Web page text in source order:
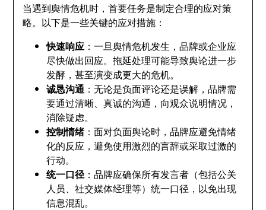
当遇到舆情危机时，首要任务是制定合理的应对策
略。以下是一些关键的应对措施：
快速响应 ：一旦舆情危机发生，品牌或企业应
尽快做出回应。拖延处理可能导致舆论进一步
发酵，甚至演变成更大的危机。
诚恳沟通 ：无论是负面评论还是误解，品牌需
要通过清晰、真诚的沟通，向观众说明情况，
消除疑虑。
控制情绪：面对负面舆论时，品牌应避免情绪
化的反应，避免使用激烈的言辞或采取过激的
行动。
统一口径：品牌应确保所有发言者（包括公关
人员、社交媒体经理等）统一口径，以免出现
信息混乱。